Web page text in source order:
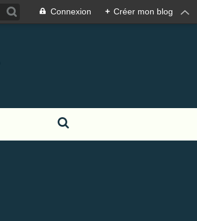
Connexion + Créer mon blog